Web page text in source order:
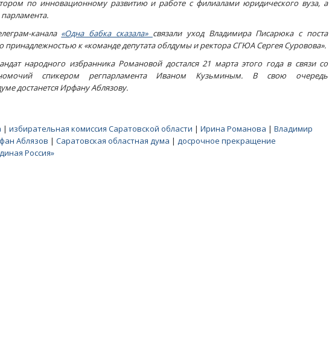
по инновационному развитию и работе с филиалами юридического вуза, а
канала «Одна бабка сказала» связали уход Владимира Писарюка с поста
принадлежностью к «команде депутата облдумы и ректора СГЮА Сергея Суровова».
народного избранника Романовой достался 21 марта этого года в связи со
спикером регпарламента Иваном Кузьминым. В свою очередь
достанется Ирфану Аблязову.
| избирательная комиссия Саратовской области | Ирина Романова | Владимир
Аблязов | Саратовская областная дума | досрочное прекращение
Россия»